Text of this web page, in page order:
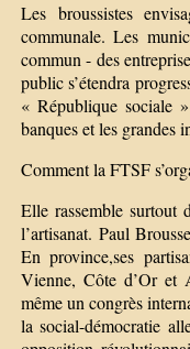
Les broussistes
communale. Les
commun - des
public s’étendra
« République sociale
banques et les grandes
Comment la FTSF
Elle rassemble surtout
l’artisanat. Paul
En province,ses
Vienne, Côte d’Or et
même un congrès
la social-démocratie